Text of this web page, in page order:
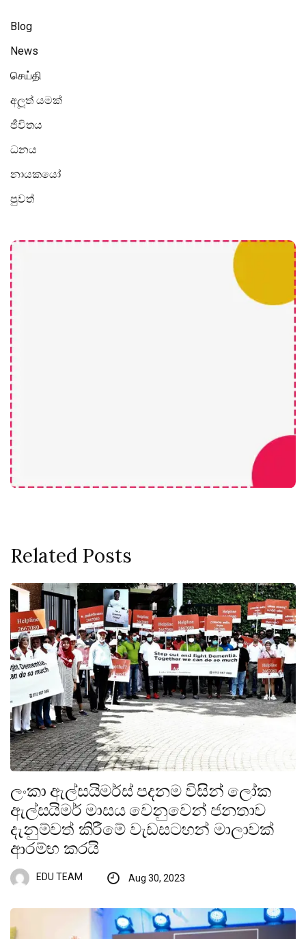
Blog
News
செய்தி
අලූත් යමක්
ජීවිතය
ධනය
නායකයෝ
පුවත්
Related Posts
ලංකා ඇල්සයිමර්ස් පදනම විසින් ලෝක
ඇල්සයිමර් මාසය වෙනුවෙන් ජනතාව
දැනුම්වත් කිරීමේ වැඩසටහන් මාලාවක්
ආරම්භ කරයි
EDU TEAM Aug 30, 2023